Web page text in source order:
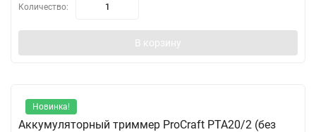
Количество:
В корзину
Новинка!
Аккумуляторный триммер ProCraft PTA20/2 (без